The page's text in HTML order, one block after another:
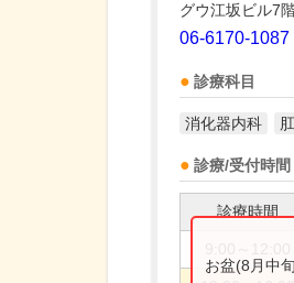
グウ江坂ビル7
06-6170-1087
診療科目
消化器内科
診療/受付時間
診療時間
お盆(8月中